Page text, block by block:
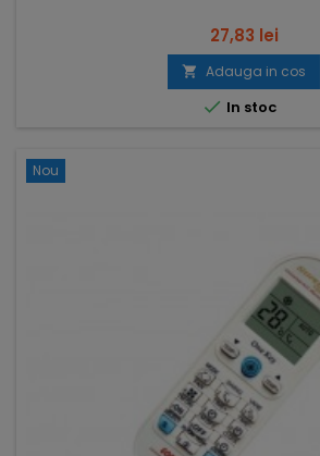
Pret
27,83 lei
 Adauga in cos
 In stoc
Nou